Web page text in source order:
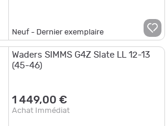
Neuf - Dernier exemplaire
Waders SIMMS G4Z Slate LL 12-13
(45-46)
1 449,00 €
Achat Immédiat